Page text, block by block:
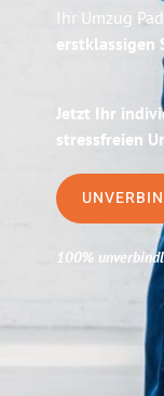
Ihr Umzug
erstklassigen
Jetzt Ihr
stressfreien
100%